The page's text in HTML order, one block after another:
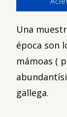
Una
época son
mámoas (
gallega.